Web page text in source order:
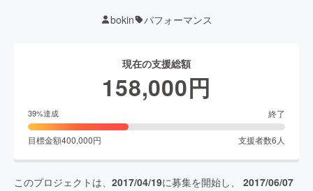
bokin パフォーマンス
現在の支援総額
158,000円
39%達成 終了
目標金額400,000円 支援者数6 人
このプロジェクトは、 2017/04/19に募集を開始し、 2017/06/07